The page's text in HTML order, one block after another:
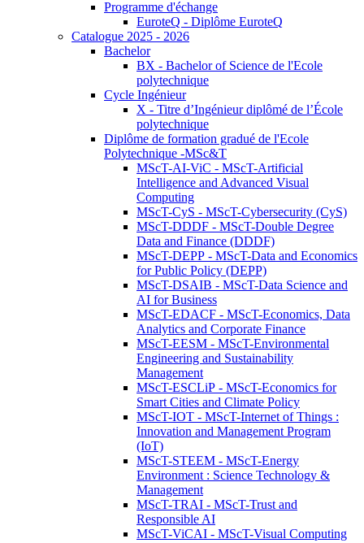
Programme d'échange
EuroteQ - Diplôme EuroteQ
Catalogue 2025 - 2026
Bachelor
BX - Bachelor of Science de l'Ecole
polytechnique
Cycle Ingénieur
X - Titre d’Ingénieur diplômé de l’École
polytechnique
Diplôme de formation gradué de l'Ecole
Polytechnique -MSc&T
MScT-AI-ViC - MScT-Artificial
Intelligence and Advanced Visual
Computing
MScT-CyS - MScT-Cybersecurity (CyS)
MScT-DDDF - MScT-Double Degree
Data and Finance (DDDF)
MScT-DEPP - MScT-Data and Economics
for Public Policy (DEPP)
MScT-DSAIB - MScT-Data Science and
AI for Business
MScT-EDACF - MScT-Economics, Data
Analytics and Corporate Finance
MScT-EESM - MScT-Environmental
Engineering and Sustainability
Management
MScT-ESCLiP - MScT-Economics for
Smart Cities and Climate Policy
MScT-IOT - MScT-Internet of Things :
Innovation and Management Program
(IoT)
MScT-STEEM - MScT-Energy
Environment : Science Technology &
Management
MScT-TRAI - MScT-Trust and
Responsible AI
MScT-ViCAI - MScT-Visual Computing